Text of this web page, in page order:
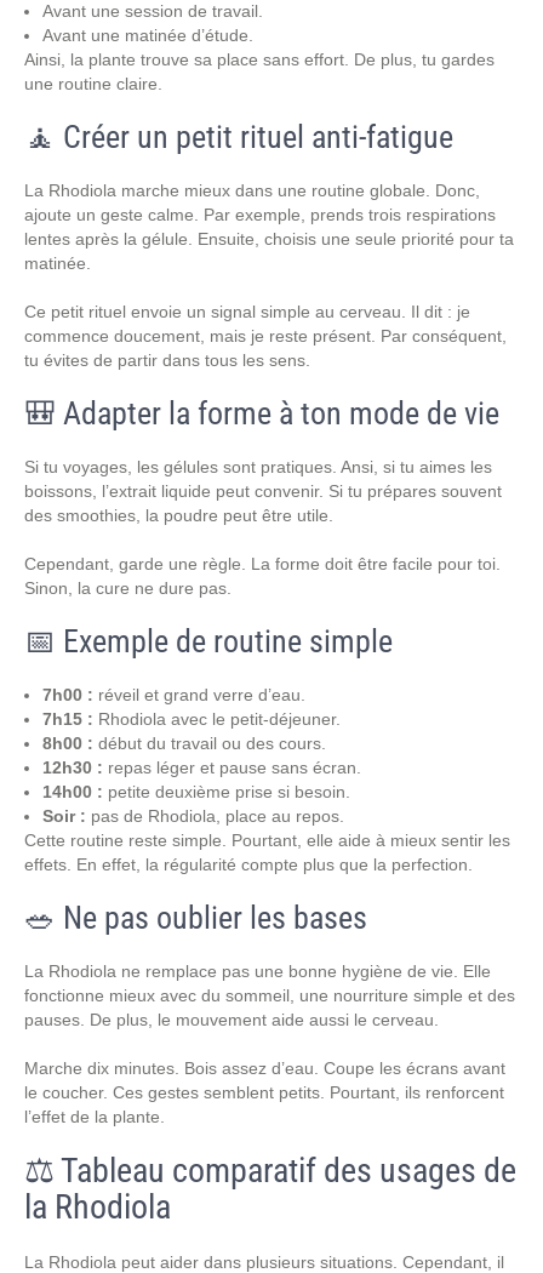
Avant une session de travail.
Avant une matinée d’étude.
Ainsi, la plante trouve sa place sans effort. De plus, tu gardes
une routine claire.
🧘 Créer un petit rituel anti-fatigue
La Rhodiola marche mieux dans une routine globale. Donc,
ajoute un geste calme. Par exemple, prends trois respirations
lentes après la gélule. Ensuite, choisis une seule priorité pour ta
matinée.
Ce petit rituel envoie un signal simple au cerveau. Il dit : je
commence doucement, mais je reste présent. Par conséquent,
tu évites de partir dans tous les sens.
🎒 Adapter la forme à ton mode de vie
Si tu voyages, les gélules sont pratiques. Ansi, si tu aimes les
boissons, l’extrait liquide peut convenir. Si tu prépares souvent
des smoothies, la poudre peut être utile.
Cependant, garde une règle. La forme doit être facile pour toi.
Sinon, la cure ne dure pas.
📅 Exemple de routine simple
7h00 : réveil et grand verre d’eau.
7h15 : Rhodiola avec le petit-déjeuner.
8h00 : début du travail ou des cours.
12h30 : repas léger et pause sans écran.
14h00 : petite deuxième prise si besoin.
Soir : pas de Rhodiola, place au repos.
Cette routine reste simple. Pourtant, elle aide à mieux sentir les
effets. En effet, la régularité compte plus que la perfection.
🥗 Ne pas oublier les bases
La Rhodiola ne remplace pas une bonne hygiène de vie. Elle
fonctionne mieux avec du sommeil, une nourriture simple et des
pauses. De plus, le mouvement aide aussi le cerveau.
Marche dix minutes. Bois assez d’eau. Coupe les écrans avant
le coucher. Ces gestes semblent petits. Pourtant, ils renforcent
l’effet de la plante.
⚖️ Tableau comparatif des usages de
la Rhodiola
La Rhodiola peut aider dans plusieurs situations. Cependant, il